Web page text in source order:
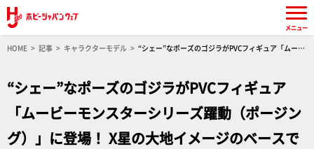
HOME 記事 キャラクターモデル
“シェー”なポーズのゴジラがPVCフィギュア「ムービ
“シェー”なポーズのゴジラがPVCフィギュア
「ムービーモンスターシリーズ躍動（ポージン
グ）」に登場！ X星の大地イメージのベースで
メニュー